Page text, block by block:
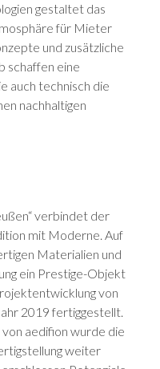
gestaltet das
für Mieter
und zusätzliche
schaffen eine
auch technisch die
nachhaltigen
verbindet der
mit Moderne. Auf
Materialien und
ein Prestige-Objekt
von
2019 fertiggestellt.
aedifion wurde die
weiter